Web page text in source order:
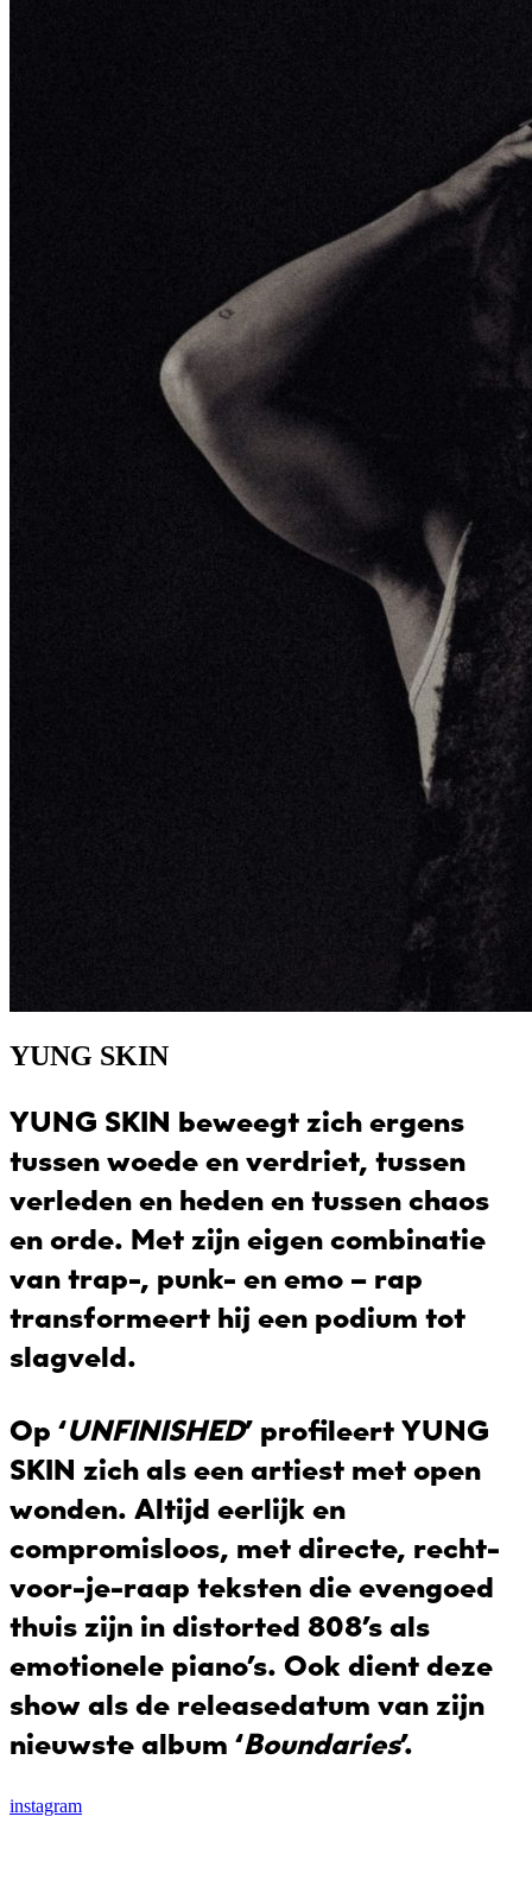
YUNG SKIN
YUNG SKIN beweegt zich ergens
tussen woede en verdriet, tussen
verleden en heden en tussen chaos
en orde. Met zijn eigen combinatie
van trap-, punk- en emo – rap
transformeert hij een podium tot
slagveld.
Op ‘UNFINISHED’ profileert YUNG
SKIN zich als een artiest met open
wonden. Altijd eerlijk en
compromisloos, met directe, recht-
voor-je-raap teksten die evengoed
thuis zijn in distorted 808’s als
emotionele piano’s. Ook dient deze
show als de releasedatum van zijn
nieuwste album ‘Boundaries’.
instagram